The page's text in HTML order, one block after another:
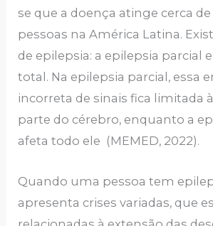
se que a doença atinge cerca
pessoas na América Latina.
de epilepsia: a epilepsia parcial
total. Na epilepsia parcial, essa
incorreta de sinais fica limitada
parte do cérebro, enquanto a
afeta todo ele (MEMED, 2022).
Quando uma pessoa tem
apresenta crises variadas, que